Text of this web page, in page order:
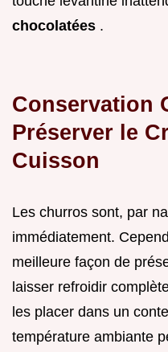
chocolatées .
Conservation
Préserver le
Cuisson
Les churros sont, par
immédiatement.
meilleure façon de
laisser refroidir
les placer dans un
température ambiante